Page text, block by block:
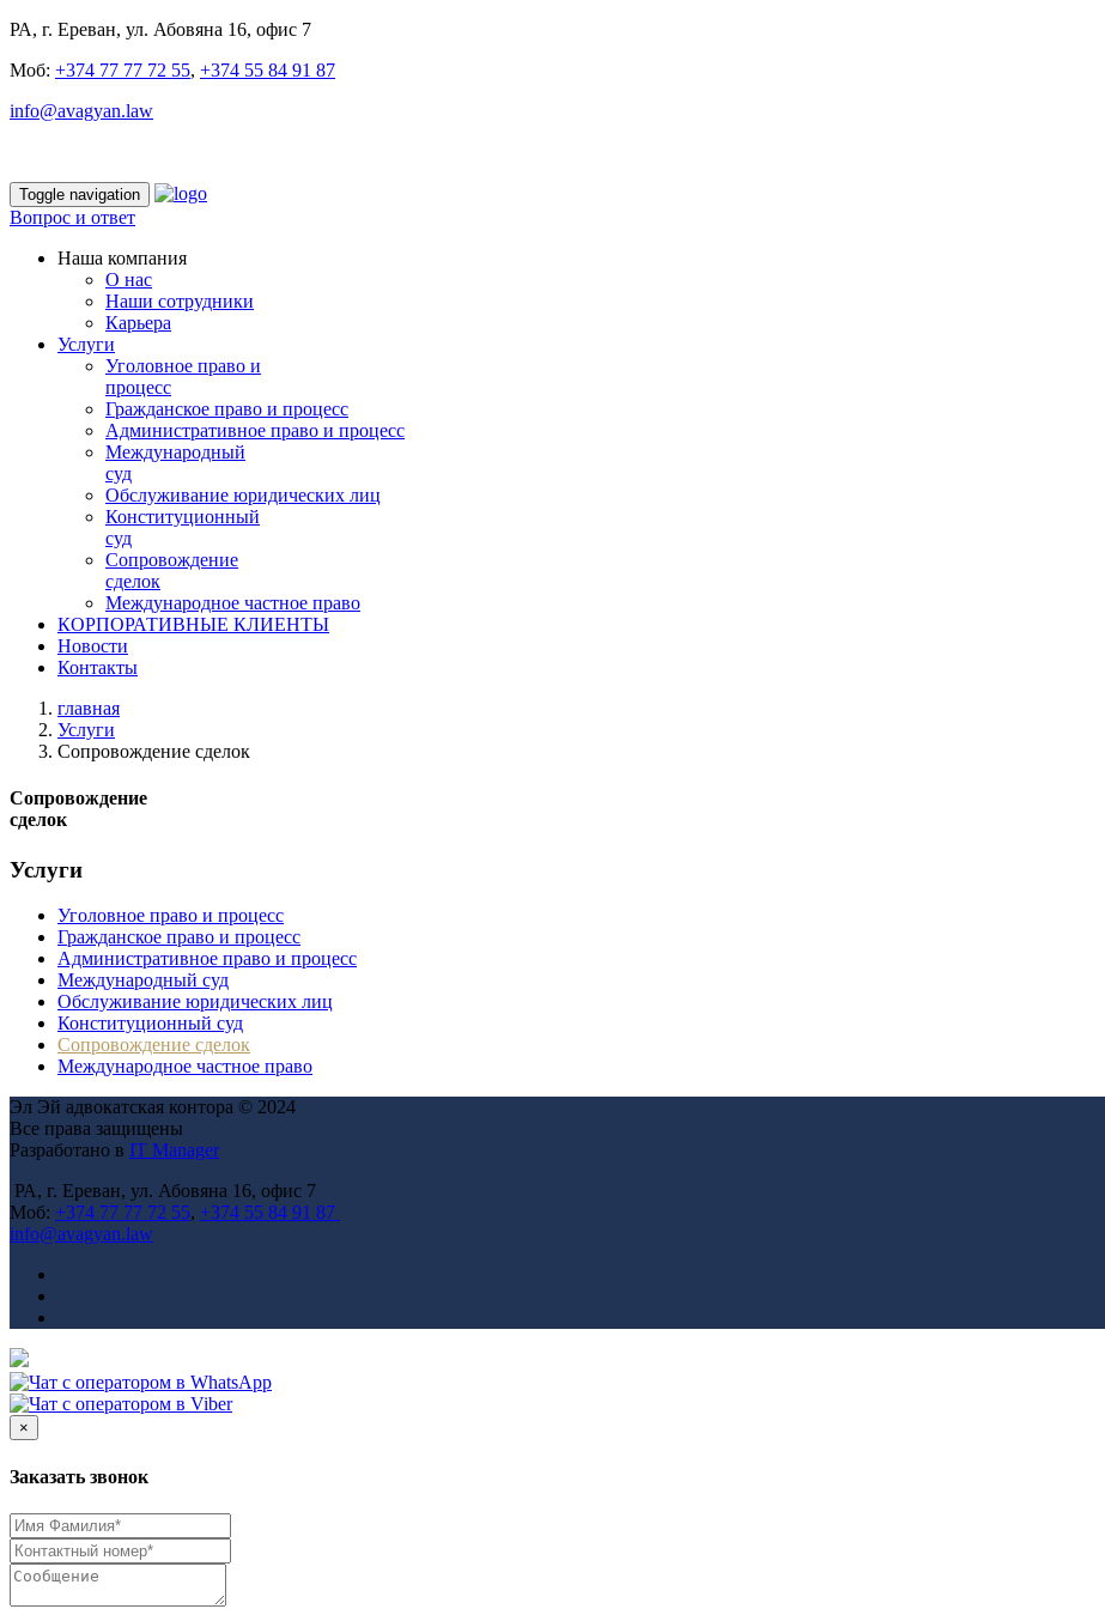
РА, г. Ереван, ул. Абовяна 16, офис 7
Моб: +374 77 77 72 55, +374 55 84 91 87
info@avagyan.law
Toggle navigation
Вопрос и ответ
Наша компания
О нас
Наши сотрудники
Карьера
Услуги
Уголовное право и
процесс
Гражданское право и процесс
Административное право и процесс
Международный
суд
Обслуживание юридических лиц
Конституционный
суд
Сопровождение
сделок
Международное частное право
КОРПОРАТИВНЫЕ КЛИЕНТЫ
Новости
Контакты
главная
Услуги
Сопровождение сделок
Сопровождение
сделок
Услуги
Уголовное право и процесс
Гражданское право и процесс
Административное право и процесс
Международный суд
Обслуживание юридических лиц
Конституционный суд
Сопровождение сделок
Международное частное право
Эл Эй адвокатская контора © 2024
Все права защищены
Разработано в IT Manager
РА, г. Ереван, ул. Абовяна 16, офис 7
Моб: +374 77 77 72 55, +374 55 84 91 87
info@avagyan.law
×
Заказать звонок